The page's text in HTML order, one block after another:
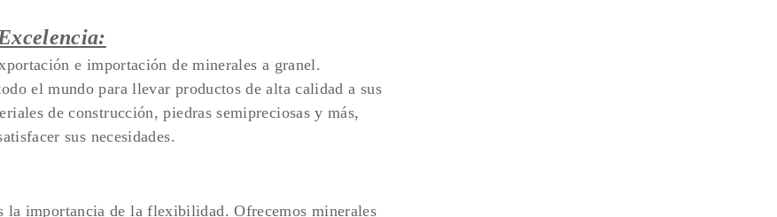
e importación de minerales a granel.
el mundo para llevar productos de alta calidad a sus
de construcción, piedras semipreciosas y más,
sus necesidades.
la importancia de la flexibilidad. Ofrecemos minerales